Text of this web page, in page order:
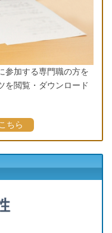
参加する専門職の方を
を閲覧・ダウンロード
ちら